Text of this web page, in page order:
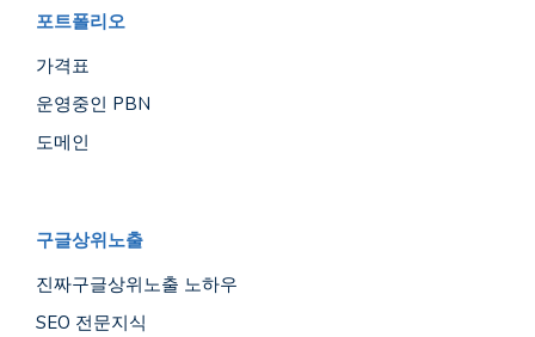
포트폴리오
가격표
운영중인 PBN
도메인
구글상위노출
진짜구글상위노출 노하우
SEO 전문지식